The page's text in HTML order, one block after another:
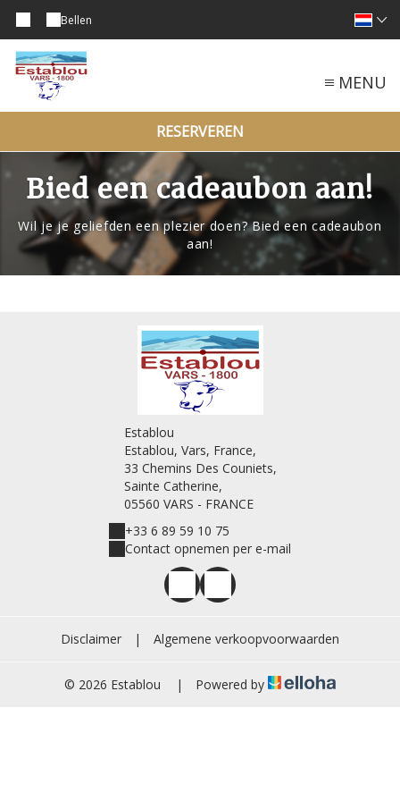
Bellen
MENU
RESERVEREN
Bied een cadeaubon aan!
Wil je je geliefden een plezier doen? Bied een cadeaubon
aan!
Establou
Establou, Vars, France,
33 Chemins Des Couniets,
Sainte Catherine,
05560 VARS - FRANCE
+33 6 89 59 10 75
Contact opnemen per e-mail
Disclaimer | Algemene verkoopvoorwaarden
© 2026 Establou | Powered by